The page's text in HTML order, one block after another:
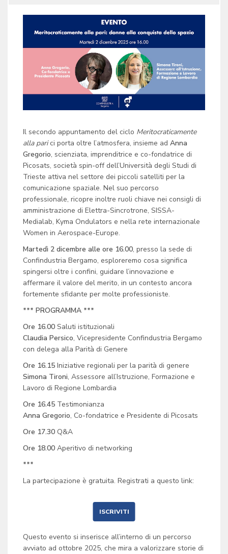
Il secondo appuntamento del ciclo Meritocraticamente
alla parici porta oltre l’atmosfera, insieme ad Anna
Gregorio, scienziata, imprenditrice e co-fondatrice di
Picosats, società spin-off dell’Università degli Studi di
Trieste attiva nel settore dei piccoli satelliti per la
comunicazione spaziale. Nel suo percorso
professionale, ricopre inoltre ruoli chiave nei consigli di
amministrazione di Elettra-Sincrotrone, SISSA-
Medialab, Kyma Ondulators e nella rete internazionale
Women in Aerospace-Europe.
Martedì 2 dicembre alle ore 16.00, presso la sede di
Confindustria Bergamo, esploreremo cosa significa
spingersi oltre i confini, guidare l’innovazione e
affermare il valore del merito, in un contesto ancora
fortemente sfidante per molte professioniste.
*** PROGRAMMA ***
Ore 16.00 Saluti istituzionali
Claudia Persico, Vicepresidente Confindustria Bergamo
con delega alla Parità di Genere
Ore 16.15 Iniziative regionali per la parità di genere
Simona Tironi, Assessore all’Istruzione, Formazione e
Lavoro di Regione Lombardia
Ore 16.45 Testimonianza
Anna Gregorio, Co-fondatrice e Presidente di Picosats
Ore 17.30 Q&A
Ore 18.00 Aperitivo di networking
***
La partecipazione è gratuita. Registrati a questo link:
ISCRIVITI
Questo evento si inserisce all’interno di un percorso
avviato ad ottobre 2025, che mira a valorizzare storie di